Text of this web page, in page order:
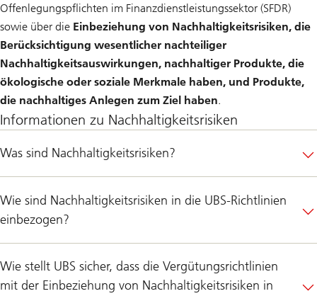
Offenlegungspflichten im Finanzdienstleistungssektor (SFDR)
sowie über die Einbeziehung von Nachhaltigkeitsrisiken, die
Berücksichtigung wesentlicher nachteiliger
Nachhaltigkeitsauswirkungen, nachhaltiger Produkte, die
ökologische oder soziale Merkmale haben, und Produkte,
die nachhaltiges Anlegen zum Ziel haben.
Informationen zu Nachhaltigkeitsrisiken
Was sind Nachhaltigkeitsrisiken?
Wie sind Nachhaltigkeitsrisiken in die UBS-Richtlinien
einbezogen?
Wie stellt UBS sicher, dass die Vergütungsrichtlinien
mit der Einbeziehung von Nachhaltigkeitsrisiken in